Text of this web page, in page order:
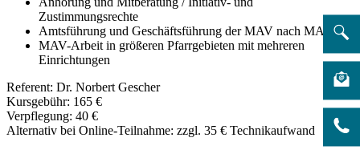
Zustimmungsrechte
Amtsführung und Geschäftsführung der MAV nach MAVO
MAV-Arbeit in größeren Pfarrgebieten mit mehreren
Einrichtungen
Referent: Dr. Norbert Gescher
Kursgebühr: 165 €
Verpflegung: 40 €
Alternativ bei Online-Teilnahme: zzgl. 35 € Technikaufwand